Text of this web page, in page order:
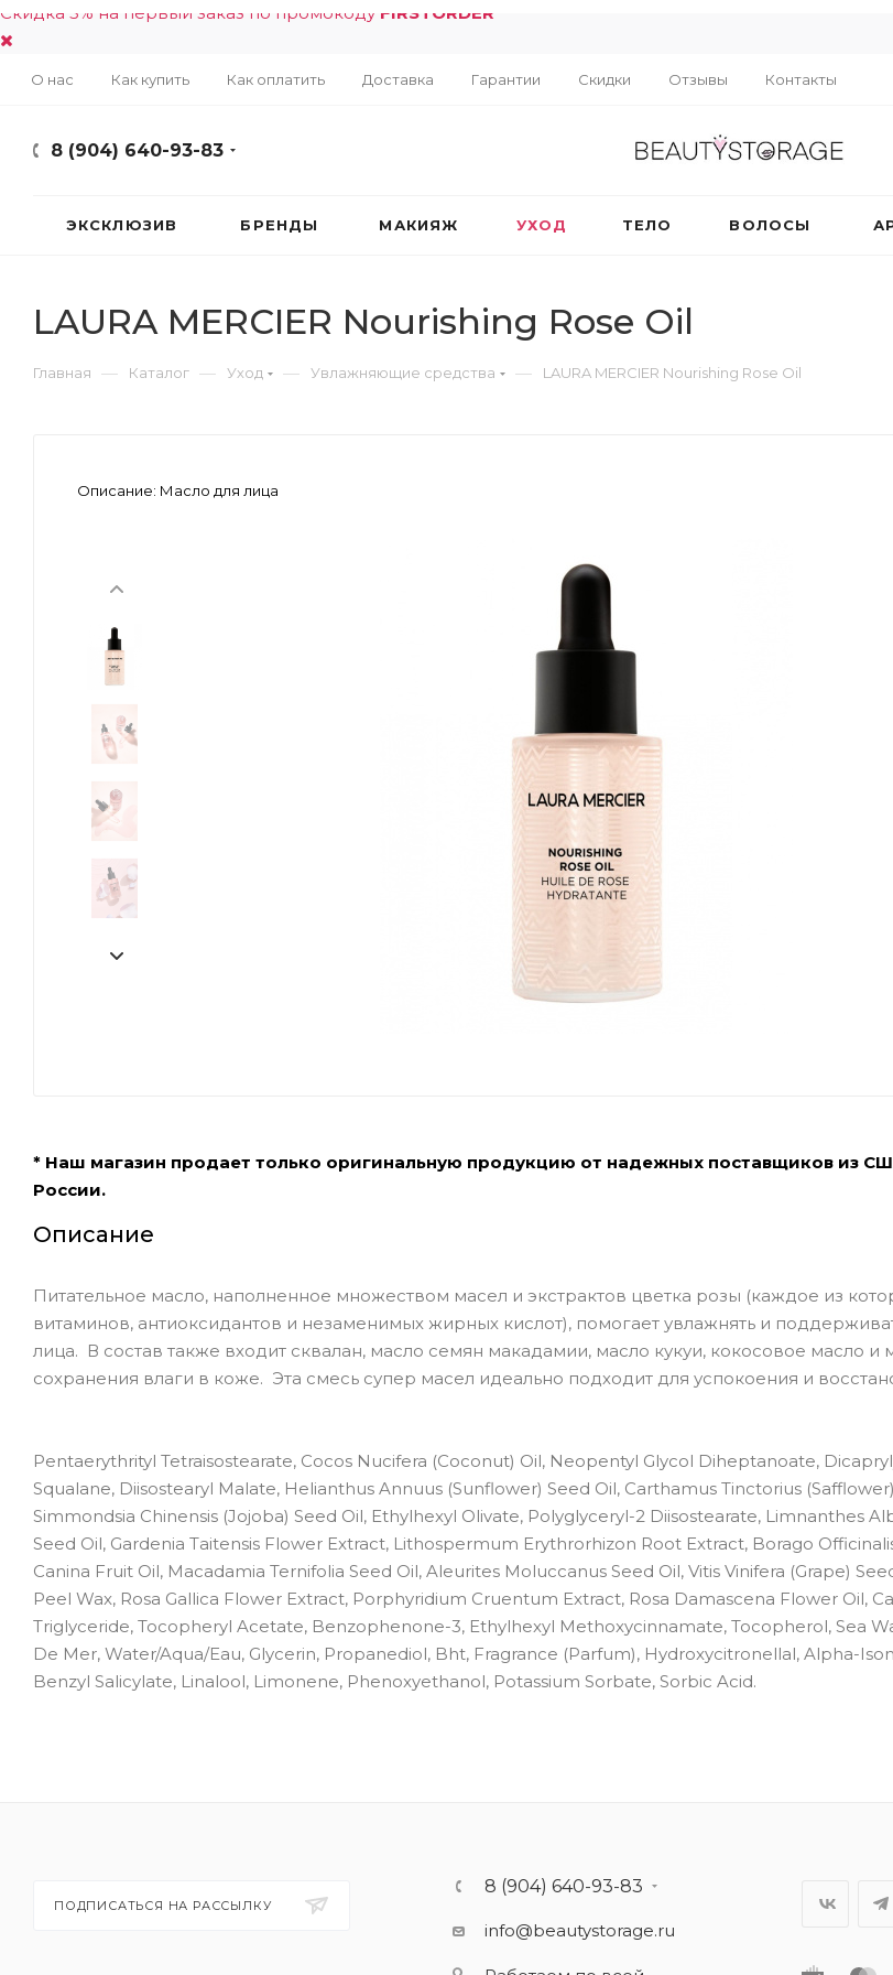
Скидка 5% на первый заказ по промокоду FIRSTORDER
О нас Как купить Как оплатить Доставка Гарантии Скидки Отзывы Контакты
8 (904) 640-93-83
ЭКСКЛЮЗИВ БРЕНДЫ МАКИЯЖ УХОД ТЕЛО ВОЛОСЫ
LAURA MERCIER Nourishing Rose Oil
Главная — Каталог — Уход — Увлажняющие средства — LAURA MERCIER Nourishing Rose Oil
Описание: Масло для лица
* Наш магазин продает только оригинальную продукцию от надежных поставщиков из
России.
Описание
Питательное масло, наполненное множеством масел и экстрактов цветка розы (каждое из
витаминов, антиоксидантов и незаменимых жирных кислот), помогает увлажнять и
лица. В состав также входит сквалан, масло семян макадамии, масло кукуи, кокосовое масло
сохранения влаги в коже. Эта смесь супер масел идеально подходит для успокоения и
Pentaerythrityl Tetraisostearate, Cocos Nucifera (Coconut) Oil, Neopentyl Glycol Diheptanoate,
Squalane, Diisostearyl Malate, Helianthus Annuus (Sunflower) Seed Oil, Carthamus Tinctorius
Simmondsia Chinensis (Jojoba) Seed Oil, Ethylhexyl Olivate, Polyglyceryl-2 Diisostearate, Limnanthes
Seed Oil, Gardenia Taitensis Flower Extract, Lithospermum Erythrorhizon Root Extract, Borago
Canina Fruit Oil, Macadamia Ternifolia Seed Oil, Aleurites Moluccanus Seed Oil, Vitis Vinifera (Grape)
Peel Wax, Rosa Gallica Flower Extract, Porphyridium Cruentum Extract, Rosa Damascena Flower Oil,
Triglyceride, Tocopheryl Acetate, Benzophenone-3, Ethylhexyl Methoxycinnamate, Tocopherol, Sea
De Mer, Water/Aqua/Eau, Glycerin, Propanediol, Bht, Fragrance (Parfum), Hydroxycitronellal, Alpha-
Benzyl Salicylate, Linalool, Limonene, Phenoxyethanol, Potassium Sorbate, Sorbic Acid.
ПОДПИСАТЬСЯ НА РАССЫЛКУ
8 (904) 640-93-83
info@beautystorage.ru